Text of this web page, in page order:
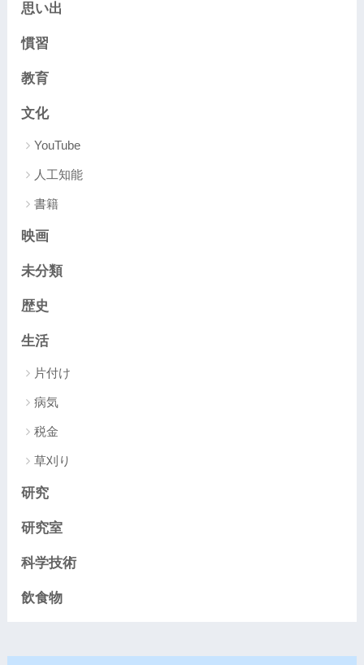
思い出
慣習
教育
文化
YouTube
人工知能
書籍
映画
未分類
歴史
生活
片付け
病気
税金
草刈り
研究
研究室
科学技術
飲食物